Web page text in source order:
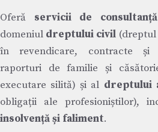
Oferă servicii de
domeniul dreptului civil
în revendicare, contracte și
raporturi de familie și
executare silită) și al dreptului
obligații ale profesioniștilor),
insolvență și faliment.